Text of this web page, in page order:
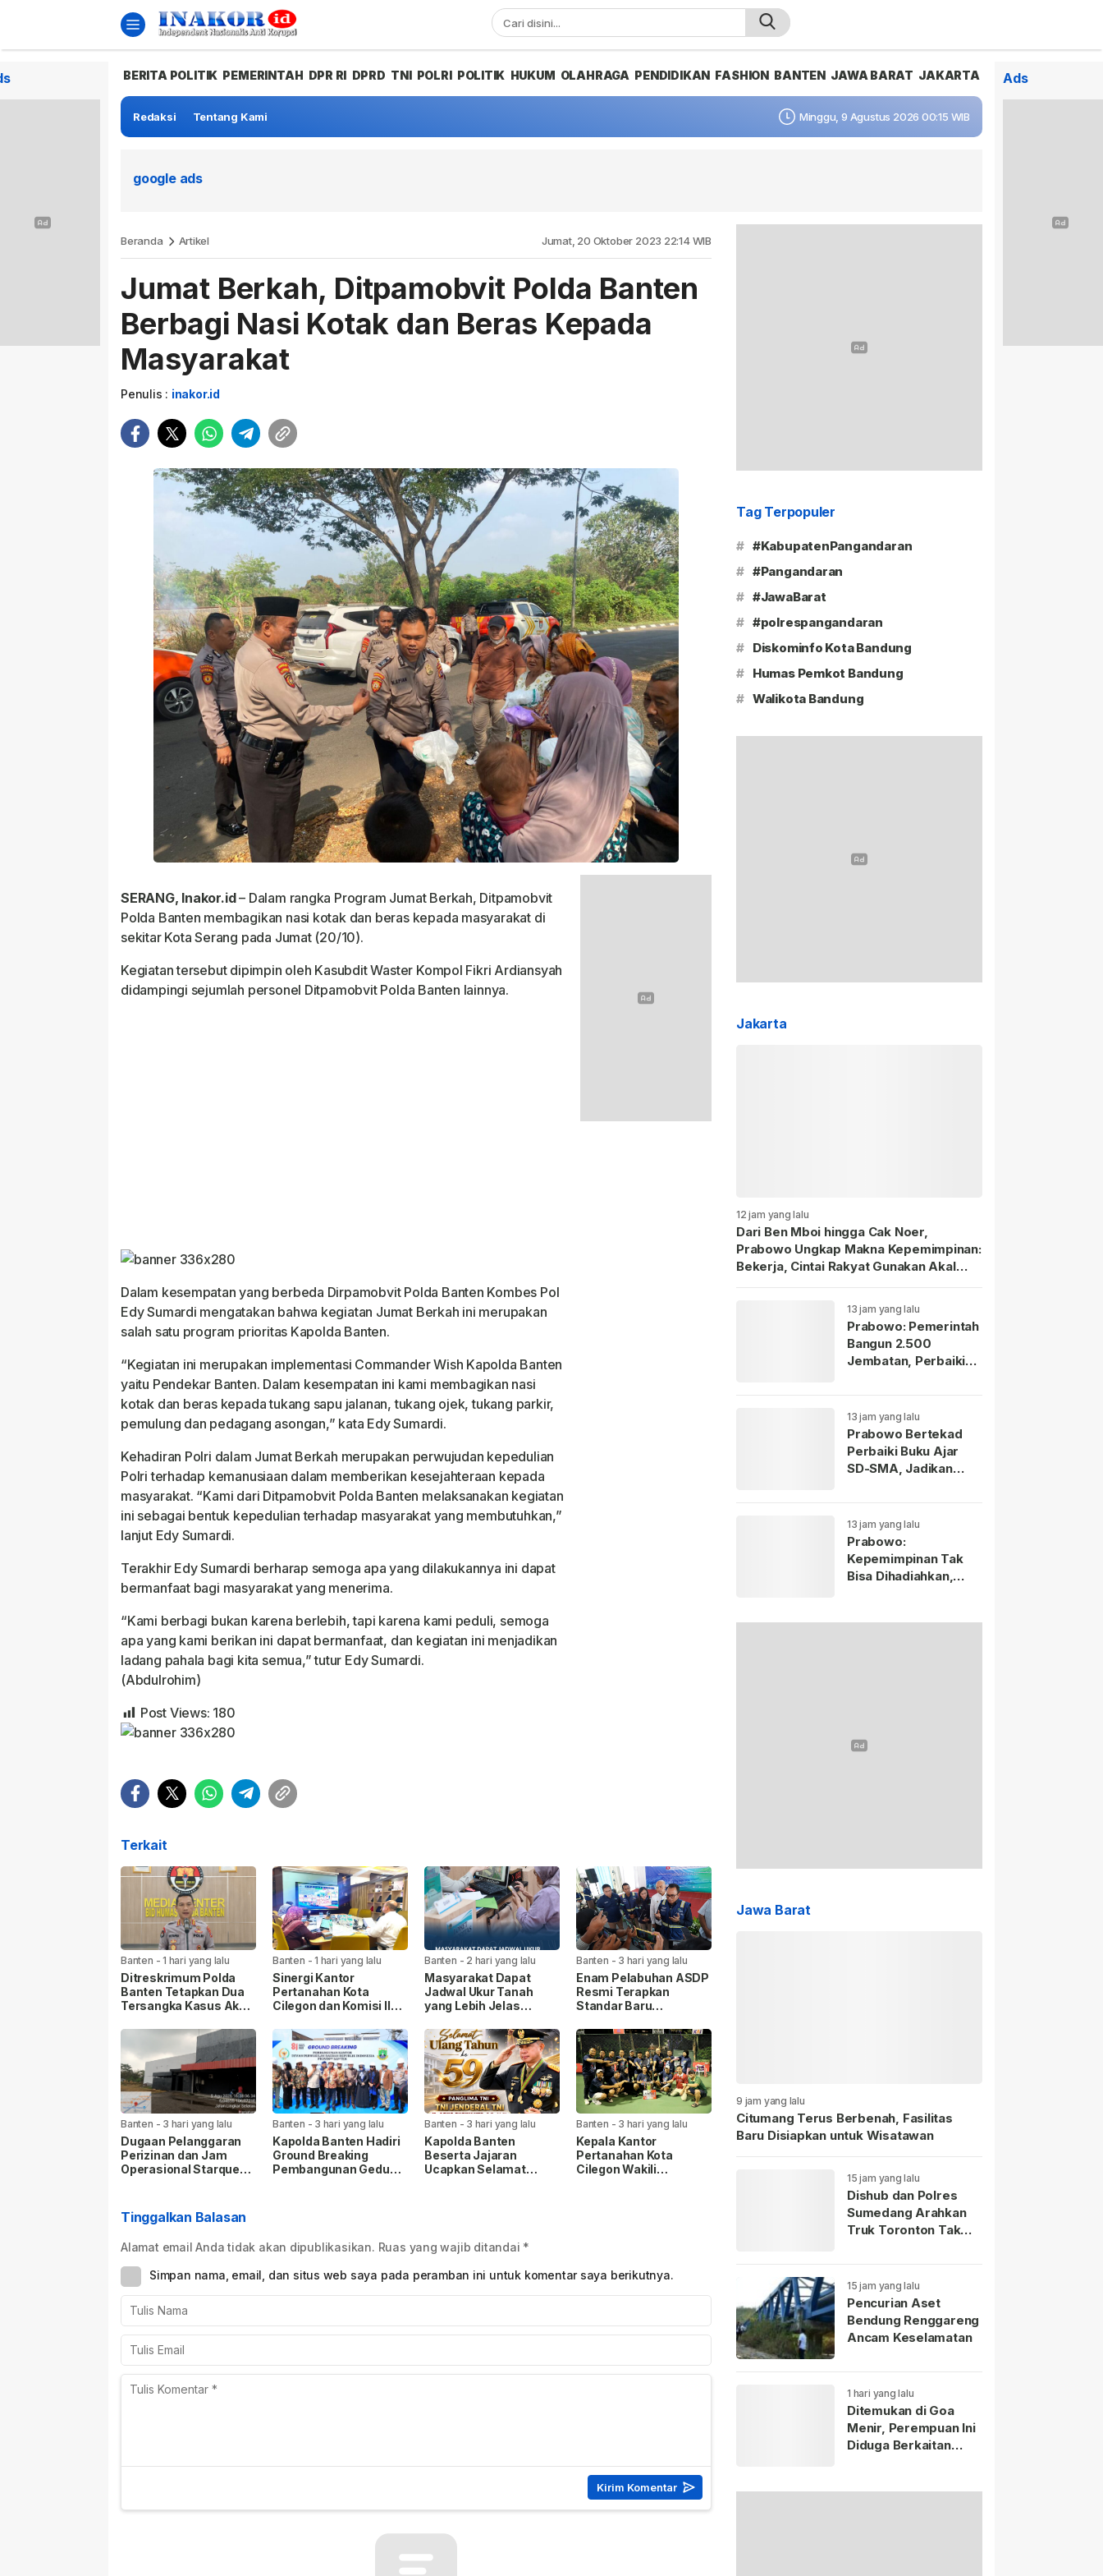
BERITA POLITIK PEMERINTAH DPR RI DPRD TNI POLRI POLITIK HUKUM OLAHRAGA PENDIDIKAN FASHION BANTEN JAWA BARAT JAKARTA
Redaksi Tentang Kami Minggu, 9 Agustus 2026 00:15 WIB
google ads
Beranda Artikel Jumat, 20 Oktober 2023 22:14 WIB
Jumat Berkah, Ditpamobvit Polda Banten
Berbagi Nasi Kotak dan Beras Kepada
Masyarakat
Penulis : inakor.id
SERANG, Inakor.id– Dalam rangka Program Jumat Berkah, Ditpamobvit
Polda Banten membagikan nasi kotak dan beras kepada masyarakat di
sekitar Kota Serang pada Jumat (20/10).
Kegiatan tersebut dipimpin oleh Kasubdit Waster Kompol Fikri Ardiansyah
didampingi sejumlah personel Ditpamobvit Polda Banten lainnya.
Dalam kesempatan yang berbeda Dirpamobvit Polda Banten Kombes Pol
Edy Sumardi mengatakan bahwa kegiatan Jumat Berkah ini merupakan
salah satu program prioritas Kapolda Banten.
“Kegiatan ini merupakan implementasi Commander Wish Kapolda Banten
yaitu Pendekar Banten. Dalam kesempatan ini kami membagikan nasi
kotak dan beras kepada tukang sapu jalanan, tukang ojek, tukang parkir,
pemulung dan pedagang asongan,” kata Edy Sumardi.
Kehadiran Polri dalam Jumat Berkah merupakan perwujudan kepedulian
Polri terhadap kemanusiaan dalam memberikan kesejahteraan kepada
masyarakat. “Kami dari Ditpamobvit Polda Banten melaksanakan kegiatan
ini sebagai bentuk kepedulian terhadap masyarakat yang membutuhkan,”
lanjut Edy Sumardi.
Terakhir Edy Sumardi berharap semoga apa yang dilakukannya ini dapat
bermanfaat bagi masyarakat yang menerima.
“Kami berbagi bukan karena berlebih, tapi karena kami peduli, semoga
apa yang kami berikan ini dapat bermanfaat, dan kegiatan ini menjadikan
ladang pahala bagi kita semua,” tutur Edy Sumardi.
(Abdulrohim)
Post Views: 180
Terkait
Banten -1 hari yang lalu
Ditreskrimum Polda
Banten Tetapkan Dua
Tersangka Kasus Aksi
Penghasutan di
Balaraja.
Banten -1 hari yang lalu
Sinergi Kantor
Pertanahan Kota
Cilegon dan Komisi II
Percepatan Program
Strategis ATR/BPN
Banten - 2 hari yang lalu
Masyarakat Dapat
Jadwal Ukur Tanah
yang Lebih Jelas
Pengukuran Terjadwal.
Banten - 3 hari yang lalu
Enam Pelabuhan ASDP
Resmi Terapkan
Standar Baru
Banten - 3 hari yang lalu
Dugaan Pelanggaran
Perizinan dan Jam
Operasional Starquen
Bertindak Tegas
Banten - 3 hari yang lalu
Kapolda Banten Hadiri
Ground Breaking
Pembangunan Gedung
Banten - 3 hari yang lalu
Kapolda Banten
Beserta Jajaran
Ucapkan Selamat
Banten - 3 hari yang lalu
Kepala Kantor
Pertanahan Kota
Cilegon Wakili
Tinggalkan Balasan
Alamat email Anda tidak akan dipublikasikan. Ruas yang wajib ditandai *
Simpan nama, email, dan situs web saya pada peramban ini untuk komentar saya berikutnya.
Tag Terpopuler
# #KabupatenPangandaran
# #Pangandaran
# #JawaBarat
# #polrespangandaran
# Diskominfo Kota Bandung
# Humas Pemkot Bandung
# Walikota Bandung
Jakarta
12 jam yang lalu
Dari Ben Mboi hingga Cak Noer,
Prabowo Ungkap Makna Kepemimpinan:
Bekerja, Cintai Rakyat Gunakan Akal
13 jam yang lalu
Prabowo: Pemerintah
Bangun 2.500
Jembatan, Perbaiki
13 jam yang lalu
Prabowo Bertekad
Perbaiki Buku Ajar
SD-SMA, Jadikan
13 jam yang lalu
Prabowo:
Kepemimpinan Tak
Bisa Dihadiahkan,
Jawa Barat
9 jam yang lalu
Citumang Terus Berbenah, Fasilitas
Baru Disiapkan untuk Wisatawan
15 jam yang lalu
Dishub dan Polres
Sumedang Arahkan
Truk Toronton Tak
15 jam yang lalu
Pencurian Aset
Bendung Renggareng
Ancam Keselamatan
1 hari yang lalu
Ditemukan di Goa
Menir, Perempuan Ini
Diduga Berkaitan
Ads